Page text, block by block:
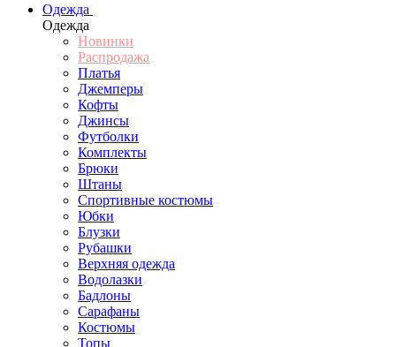
Одежда
Одежда
Новинки
Распродажа
Платья
Джемперы
Кофты
Джинсы
Футболки
Комплекты
Брюки
Штаны
Спортивные костюмы
Юбки
Блузки
Рубашки
Верхняя одежда
Водолазки
Бадлоны
Сарафаны
Костюмы
Топы